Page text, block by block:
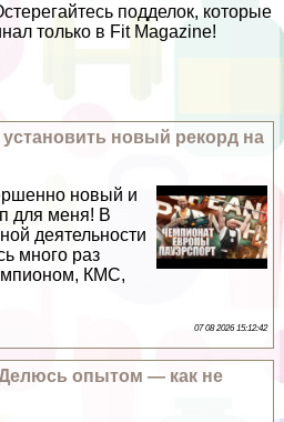
подделок, которые
только в Fit Magazinе!
новый рекорд на
новый и
для меня! В
деятельности
много раз
КМС,
07 08 2026 15:12:42
Делюсь опытом — как не